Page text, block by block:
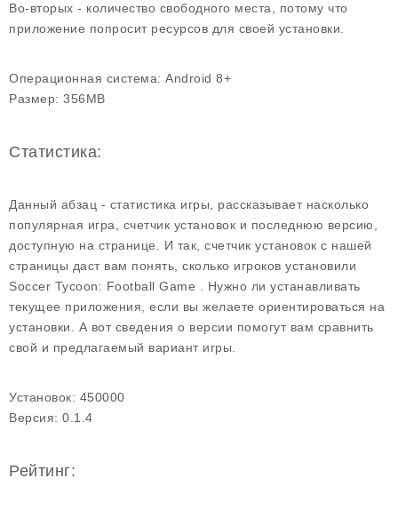
Во-вторых - количество свободного места, потому что
приложение попросит ресурсов для своей установки.
Операционная система: Android 8+
Размер: 356MB
Статистика:
Данный абзац - статистика игры, рассказывает насколько
популярная игра, счетчик установок и последнюю версию,
доступную на странице. И так, счетчик установок с нашей
страницы даст вам понять, сколько игроков установили
Soccer Tycoon: Football Game . Нужно ли устанавливать
текущее приложения, если вы желаете ориентироваться на
установки. А вот сведения о версии помогут вам сравнить
свой и предлагаемый вариант игры.
Установок: 450000
Версия: 0.1.4
Рейтинг: